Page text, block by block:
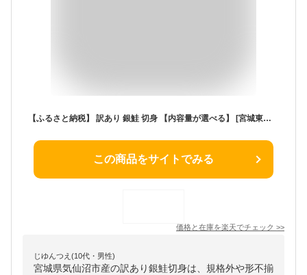
【ふるさと納税】 訳あり 銀鮭 切身 【内容量が選べる】 [宮城東洋 宮城県 気仙沼市 20564665] 鮭 魚介類 海鮮 訳アリ 規格外 不揃い さけ サケ 鮭切身 シャケ 切り身 冷凍 家庭用 おかず 弁当 支援 サーモン 銀鮭切り身 魚 わけあり 2kg 3kg 定期便
この商品をサイトでみる
価格と在庫を楽天でチェック >>
じゆんつえ(10代・男性)
宮城県気仙沼市産の訳あり銀鮭切身は、規格外や形不揃